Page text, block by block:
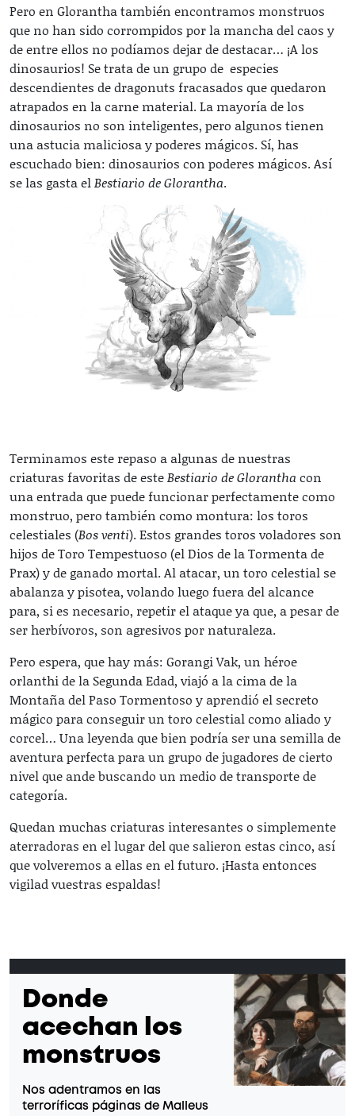
Pero en Glorantha también encontramos monstruos
que no han sido corrompidos por la mancha del caos y
de entre ellos no podíamos dejar de destacar… ¡A los
dinosaurios! Se trata de un grupo de especies
descendientes de dragonuts fracasados que quedaron
atrapados en la carne material. La mayoría de los
dinosaurios no son inteligentes, pero algunos tienen
una astucia maliciosa y poderes mágicos. Sí, has
escuchado bien: dinosaurios con poderes mágicos. Así
se las gasta elBestiario de Glorantha.
Terminamos este repaso a algunas de nuestras
criaturas favoritas de este Bestiario de Glorantha con
una entrada que puede funcionar perfectamente como
monstruo, pero también como montura: los toros
celestiales (Bos venti). Estos grandes toros voladores son
hijos de Toro Tempestuoso (el Dios de la Tormenta de
Prax) y de ganado mortal. Al atacar, un toro celestial se
abalanza y pisotea, volando luego fuera del alcance
para, si es necesario, repetir el ataque ya que, a pesar de
ser herbívoros, son agresivos por naturaleza.
Pero espera, que hay más: Gorangi Vak, un héroe
orlanthi de la Segunda Edad, viajó a la cima de la
Montaña del Paso Tormentoso y aprendió el secreto
mágico para conseguir un toro celestial como aliado y
corcel… Una leyenda que bien podría ser una semilla de
aventura perfecta para un grupo de jugadores de cierto
nivel que ande buscando un medio de transporte de
categoría.
Quedan muchas criaturas interesantes o simplemente
aterradoras en el lugar del que salieron estas cinco, así
que volveremos a ellas en el futuro. ¡Hasta entonces
vigilad vuestras espaldas!
Donde
acechan los
monstruos
Nos adentramos en las
terroríficas páginas de Malleus